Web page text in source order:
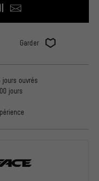
Garder
ouvrés
jours
Race Face